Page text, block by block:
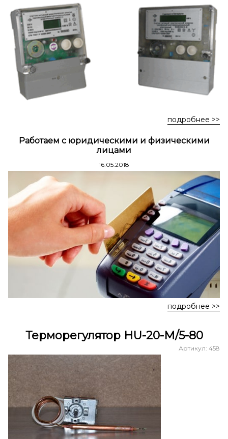
Стремянки стальные
Стремянки двухсторонние стальные
подробнее >>
Работаем с юридическими и физическими
лицами
16.05.2018
подробнее >>
Терморегулятор HU-20-M/5-80
Артикул: 458